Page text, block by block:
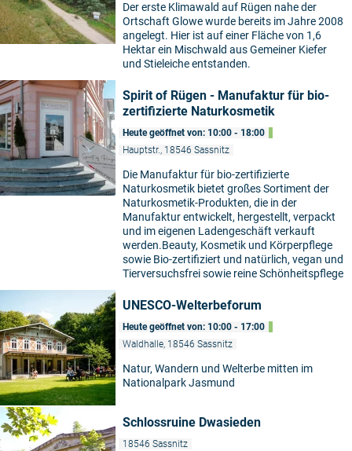
Der erste Klimawald auf Rügen nahe der
Ortschaft Glowe wurde bereits im Jahre 2008
angelegt. Hier ist auf einer Fläche von 1,6
Hektar ein Mischwald aus Gemeiner Kiefer
und Stieleiche entstanden.
Spirit of Rügen - Manufaktur für bio-
zertifizierte Naturkosmetik
Heute geöffnet von: 10:00 - 18:00
Hauptstr., 18546 Sassnitz
Die Manufaktur für bio-zertifizierte
Naturkosmetik bietet großes Sortiment der
Naturkosmetik-Produkten, die in der
Manufaktur entwickelt, hergestellt, verpackt
und im eigenen Ladengeschäft verkauft
werden.Beauty, Kosmetik und Körperpflege
sowie Bio-zertifiziert und natürlich, vegan und
Tierversuchsfrei sowie reine Schönheitspflege
UNESCO-Welterbeforum
Heute geöffnet von: 10:00 - 17:00
Waldhalle, 18546 Sassnitz
Natur, Wandern und Welterbe mitten im
Nationalpark Jasmund
Schlossruine Dwasieden
18546 Sassnitz